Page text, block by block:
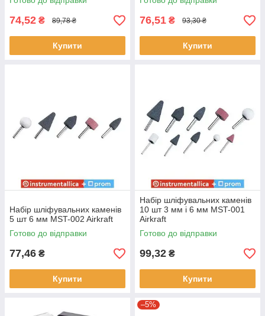
74,52 ₴ 89,78 ₴
Купити
76,51 ₴ 93,30 ₴
Купити
Набір шліфувальних каменів
5 шт 6 мм MST-002 Airkraft
Готово до відправки
77,46 ₴
Купити
Набір шліфувальних каменів
10 шт 3 мм і 6 мм MST-001
Airkraft
Готово до відправки
99,32 ₴
Купити
–5%